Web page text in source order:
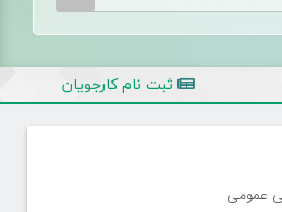
ثبت نام کارجویان
عمومی